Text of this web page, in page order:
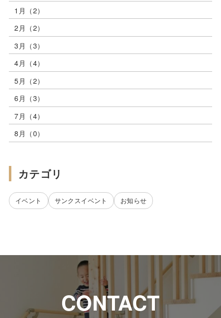
1月（2）
2月（2）
3月（3）
4月（4）
5月（2）
6月（3）
7月（4）
8月（0）
カテゴリ
イベント サンクスイベント お知らせ
CONTACT